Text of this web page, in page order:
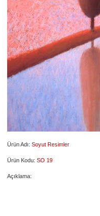
Ürün Adı: Soyut Resimler
Ürün Kodu: SO 19
Açıklama: